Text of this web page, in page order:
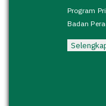
Program
Badan